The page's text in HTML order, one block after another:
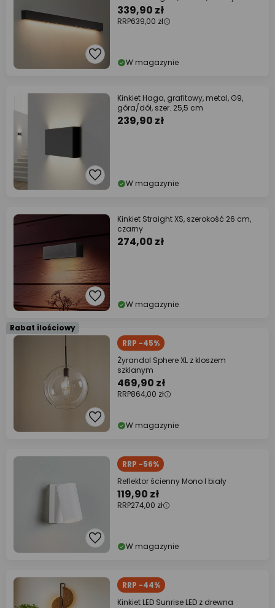
339,90 zł
RRP639,00 zł
W magazynie
Kinkiet Haga, grafitowy, metal, G9,
góra/dół, szer. 25,5 cm
239,90 zł
W magazynie
Kinkiet Straight XS, szerokość 26 cm,
czarny
274,00 zł
W magazynie
Rabat ilościowy
RRP -45%
Żyrandol Sphere XL z kloszem
szklanym
469,90 zł
RRP864,00 zł
W magazynie
RRP -56%
Reflektor ścienny Mono I biały
119,90 zł
RRP274,00 zł
W magazynie
RRP -44%
Kinkiet LED Sunrise LED z drewna